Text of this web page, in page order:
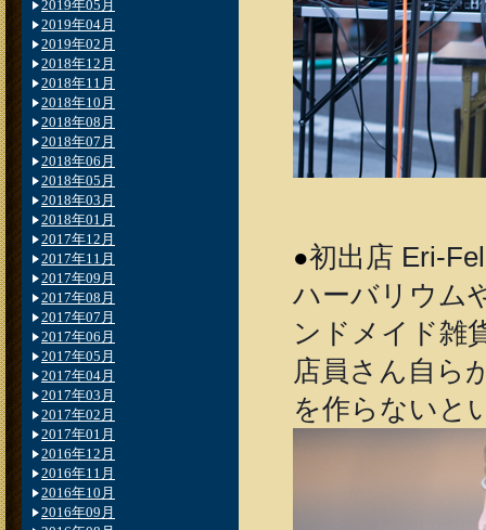
●初出店 Eri-
ハーバリウム
ンドメイド雑
店員さん自ら
を作らないと
2019年05月
2019年04月
2019年02月
2018年12月
2018年11月
2018年10月
2018年08月
2018年07月
2018年06月
2018年05月
2018年03月
2018年01月
2017年12月
2017年11月
2017年09月
2017年08月
2017年07月
2017年06月
2017年05月
2017年04月
2017年03月
2017年02月
2017年01月
2016年12月
2016年11月
2016年10月
2016年09月